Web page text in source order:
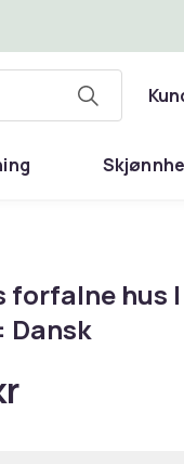
forfalne hus
Dansk